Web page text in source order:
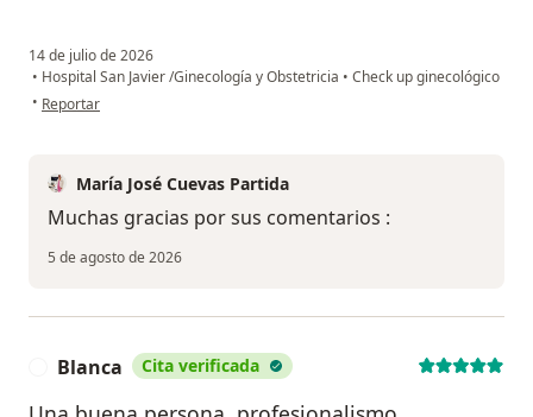
14 de julio de 2026
• Hospital San Javier /Ginecología y Obstetricia • Check up ginecológico
• en opinión del usuario Mary Sandoval
Reportar
María José Cuevas Partida
Muchas gracias por sus comentarios :
5 de agosto de 2026
Blanca Cita verificada